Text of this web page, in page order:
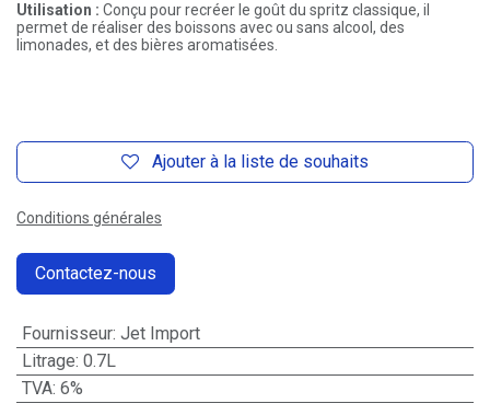
Utilisation : Conçu pour recréer le goût du spritz classique, il
permet de réaliser des boissons avec ou sans alcool, des
limonades, et des bières aromatisées.
Ajouter à la liste de souhaits
Conditions générales
Contactez-nous
Fournisseur: Jet Import
Litrage: 0.7L
TVA: 6%